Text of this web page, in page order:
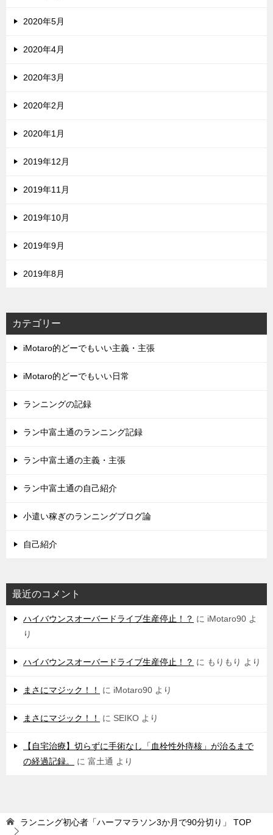
2020年5月
2020年4月
2020年3月
2020年2月
2020年1月
2019年12月
2019年11月
2019年10月
2019年9月
2019年8月
カテゴリー
iMotaro的どーでもいい主義・主張
iMotaro的どーでもいい日常
ランニングの記録
ラン中富土通のランニング記録
ラン中富土通の主義・主張
ラン中富土通の自己紹介
小遣い稼ぎのランニングブログ論
自己紹介
最近のコメント
ハイバウンスオーバードライブ生産停止！？ に iMotaro90 よ
り
ハイバウンスオーバードライブ生産停止！？ に もりもり より
まさにマジック！！ に iMotaro90 より
まさにマジック！！ に SEIKO より
【自宅治療】切らずに手術なし「血栓性外痔核」が治るまで
の経過記録。
に 富土通 より
ランニング初心者「ハーフマラソン3か月で90分切り」 TOP